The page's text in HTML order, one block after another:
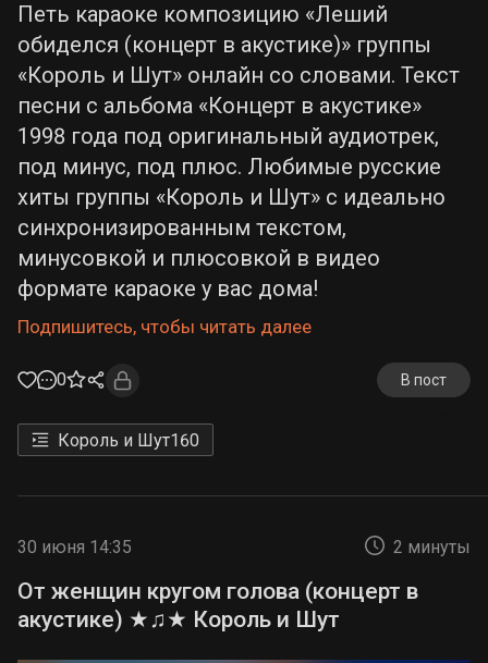
Петь караоке композицию «Леший
обиделся (концерт в акустике)» группы
«Король и Шут» онлайн со словами. Текст
песни с альбома «Концерт в акустике»
1998 года под оригинальный аудиотрек,
под минус, под плюс. Любимые русские
хиты группы «Король и Шут» с идеально
синхронизированным текстом,
минусовкой и плюсовкой в видео
формате караоке у вас дома!
Подпишитесь, чтобы читать далее
0 В пост
Король и Шут160
30 июня 14:35 2 минуты
От женщин кругом голова (концерт в
акустике) ★♫★ Король и Шут